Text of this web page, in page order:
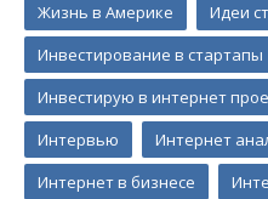
Жизнь в Америке
Идеи
Инвестирование в стартапы
Инвестирую в интернет
Интервью
Интернет
Интернет в бизнесе